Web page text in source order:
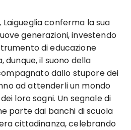
conferma la sua
generazioni, investendo
di educazione
dunque, il suono della
dallo stupore dei
ad attenderli un mondo
loro sogni. Un segnale di
parte dai banchi di scuola
cittadinanza, celebrando